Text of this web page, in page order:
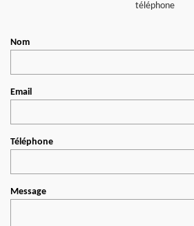
téléphone
Nom
Email
Téléphone
Message